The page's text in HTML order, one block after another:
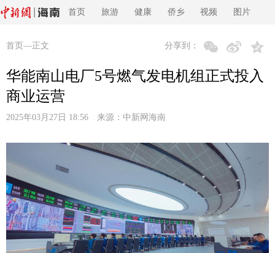
首页 旅游 健康 侨乡 视频 图片
首页 —正文 分享到：
华能南山电厂5号燃气发电机组正式投入
商业运营
2025年03月27日 18:56 来源： 中新网海南